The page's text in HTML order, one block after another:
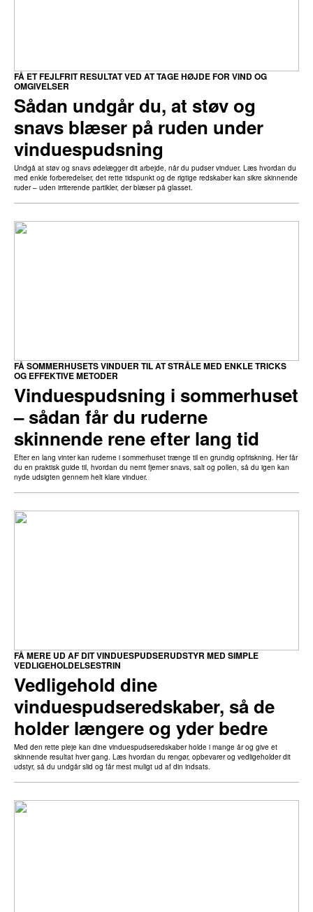
Sådan undgår du, at støv og
snavs blæser på ruden under
vinduespudsning
FÅ ET FEJLFRIT RESULTAT VED AT TAGE HØJDE FOR VIND OG
OMGIVELSER
Undgå at støv og snavs ødelægger dit arbejde, når du pudser vinduer. Læs hvordan du
med enkle forberedelser, det rette tidspunkt og de rigtige redskaber kan sikre skinnende
ruder – uden irriterende partikler, der blæser på glasset.
Vinduespudsning i sommerhuset
– sådan får du ruderne
skinnende rene efter lang tid
FÅ SOMMERHUSETS VINDUER TIL AT STRÅLE MED ENKLE TRICKS
OG EFFEKTIVE METODER
Efter en lang vinter kan ruderne i sommerhuset trænge til en grundig opfriskning. Her får
du en praktisk guide til, hvordan du nemt fjerner snavs, salt og pollen, så du igen kan
nyde udsigten gennem helt klare vinduer.
Vedligehold dine
vinduespudseredskaber, så de
holder længere og yder bedre
FÅ MERE UD AF DIT VINDUESPUDSERUDSTYR MED SIMPLE
VEDLIGEHOLDELSESTRIN
Med den rette pleje kan dine vinduespudseredskaber holde i mange år og give et
skinnende resultat hver gang. Læs hvordan du rengør, opbevarer og vedligeholder dit
udstyr, så du undgår slid og får mest muligt ud af din indsats.